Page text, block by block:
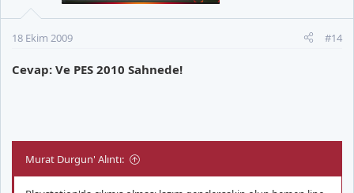
18 Ekim 2009 #14
Cevap: Ve PES 2010 Sahnede!
Murat Durgun' Alıntı: